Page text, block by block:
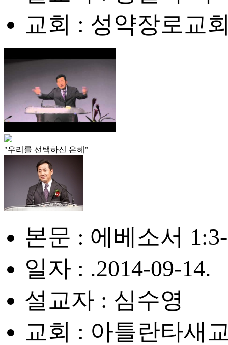
교회 : 성약장로교
"우리를 선택하신 은혜"
본문 : 에베소서
일자 : .2014-09-14.
설교자 : 심수영
교회 : 아틀란타새